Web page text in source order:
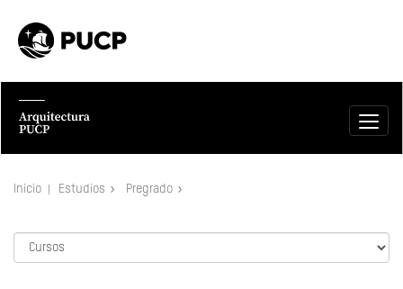
Inicio Estudios Pregrado